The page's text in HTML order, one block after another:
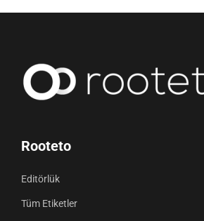
Rooteto
Editörlük
Tüm Etiketler